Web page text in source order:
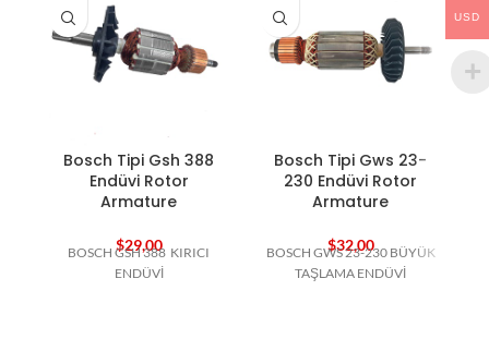
Bosch Tipi Gsh 388
Endüvi Rotor
Armature
$29,00
BOSCH GSH 388 KIRICI
ENDÜVİ
Bosch Tipi Gws 23-
230 Endüvi Rotor
Armature
$32,00
BOSCH GWS 23-230 BÜYÜK
TAŞLAMA ENDÜVİ
USD